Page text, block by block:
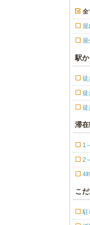
全
屋
屋
駅
徒
徒
徒
滞在
1
2
4
こ
駐